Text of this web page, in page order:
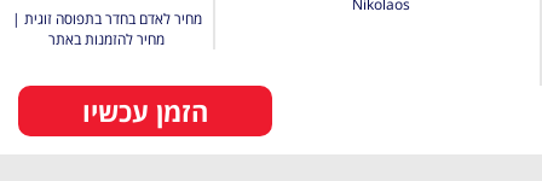
Nikolaos
מחיר לאדם בחדר בתפוסה זוגית |
מחיר להזמנות באתר
הזמן עכשיו